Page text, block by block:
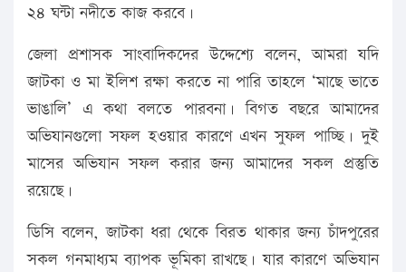
২৪ ঘন্টা নদীতে কাজ করবে।
জেলা প্রশাসক সাংবাদিকদের উদ্দেশ্যে বলেন, আমরা যদি
জাটকা ও মা ইলিশ রক্ষা করতে না পারি তাহলে ‘মাছে ভাতে
ভাঙালি’ এ কথা বলতে পারবনা। বিগত বছরে আমাদের
অভিযানগুলো সফল হওয়ার কারণে এখন সুফল পাচ্ছি। দুই
মাসের অভিযান সফল করার জন্য আমাদের সকল প্রস্তুতি
রয়েছে।
ডিসি বলেন, জাটকা ধরা থেকে বিরত থাকার জন্য চাঁদপুরের
সকল গনমাধ্যম ব্যাপক ভূমিকা রাখছে। যার কারণে অভিযান